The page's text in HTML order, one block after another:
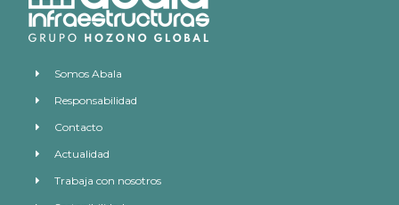
Somos Abala
Responsabilidad
Contacto
Actualidad
Trabaja con nosotros